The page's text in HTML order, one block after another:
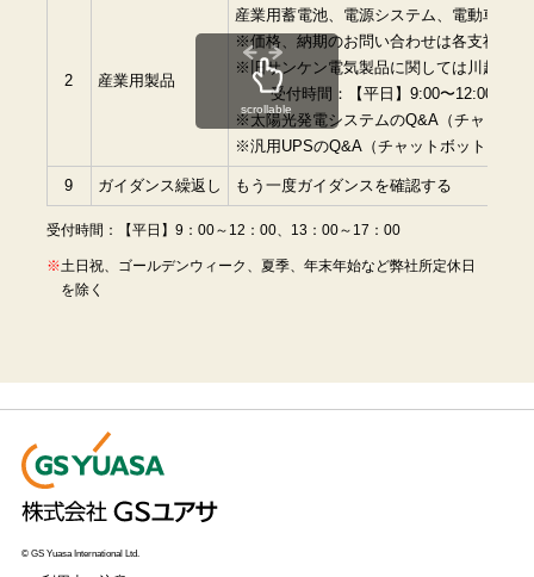
2 産業用製品
産業用蓄電池、電源システム、電動車両
※価格、納期のお問い合わせは各支社に
※旧サンケン電気製品に関しては川越事業
受付時間：【平日】9:00〜12:00、
※太陽光発電システムのQ&A（チャット
※汎用UPSのQ&A（チャットボット）は
9 ガイダンス繰返し もう一度ガイダンスを確認する
受付時間：【平日】9：00～12：00、13：00～17：00
scrollable
土日祝、ゴールデンウィーク、夏季、年末年始など弊社所定休日
を除く
© GS Yuasa International Ltd.